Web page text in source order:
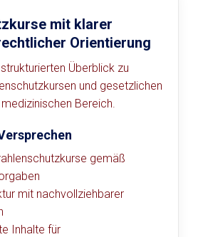
mit klarer
Orientierung
Überblick zu
und gesetzlichen
Bereich.
gemäß
mit nachvollziehbarer
Inhalte für